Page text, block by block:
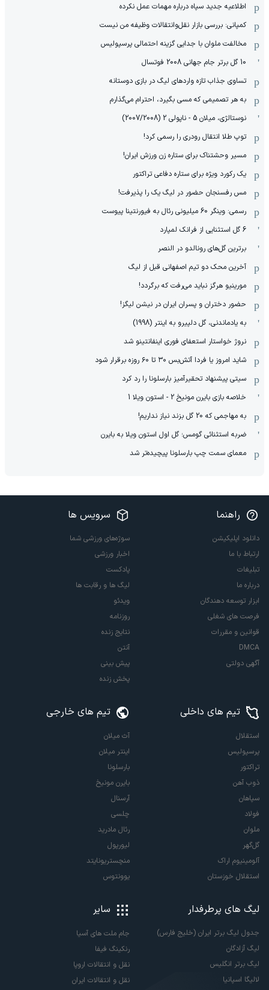
اطلاعیه جدید سپاه درباره مهمات عمل نکرده
کمپانی: بررسی بازار نقل‌وانتقالات وظیفه من نیست
مخالفت ملوان با جدایی گزینه احتمالی پرسپولیس
10 گل برتر جام جهانی 2008 فوتسال
تساوی جذاب تازه واردهای لیگ در بازی دوستانه
به هر تصمیمی که مسی بگیرد، احترام می‌گذارم
نوستالژی، میلان 5 - ناپولی 2 (2007/2008)
توپ طلا انتقال رودری را رسمی کرد!
مسیر وحشتناک برای ستاره زن ورزش ایران!
یک رکورد ویژه برای ستاره دفاعی تراکتور
مس رفسنجان حضور در لیگ یک را پذیرفت!
رسمی: وینگر 60 میلیونی رئال به فیورنتینا پیوست
6 گل استثنایی از فرانک لمپارد
برترین گل‌های رونالدو در النصر
آخرین محک دو تیم اصفهانی قبل از لیگ
مورینیو هرگز نباید می‌رفت که برگردد!
حضور دختران و پسران ایران در نیشن لیگز!
به یادماندنی، گل دلپیرو به اینتر (1998)
نروژ خواستار استعفای فوری اینفانتینو شد
شاید امروز یا فردا آتش‌بس ۳۰ تا ۶۰ روزه برقرار شود
سیتی پیشنهاد تحقیرآمیز بارسلونا را رد کرد
خلاصه بازی بایرن مونیخ 2 - استون ویلا 1
به مهاجمی که 20 گل بزند نیاز نداریم!
ضربه استثنائی گومس؛ گل اول استون ویلا به بایرن
معمای سمت چپ بارسلونا پیچیده‌تر شد
راهنما
دانلود اپلیکیشن
ارتباط با ما
تبلیغات
درباره ما
ابزار توسعه دهندگان
فرصت های شغلی
قوانین و مقررات
DMCA
آگهی دولتی
سرویس ها
سوژه‌های ورزشی شما
اخبار ورزشی
پادکست
لیگ ها و رقابت ها
ویدئو
روزنامه
نتایج زنده
آنتن
پیش بینی
پخش زنده
تیم های داخلی
استقلال
پرسپولیس
تراکتور
ذوب آهن
سپاهان
فولاد
ملوان
گل‌گهر
آلومینیوم اراک
استقلال خوزستان
تیم های خارجی
آث میلان
اینتر میلان
بارسلونا
بایرن مونیخ
آرسنال
چلسی
رئال مادرید
لیورپول
منچستریونایتد
یوونتوس
لیگ های پرطرفدار
جدول لیگ برتر ایران (خلیج فارس)
لیگ آزادگان
لیگ برتر انگلیس
لالیگا اسپانیا
سایر
جام ملت های آسیا
رنکینگ فیفا
نقل و انتقالات اروپا
نقل و انتقالات ایران